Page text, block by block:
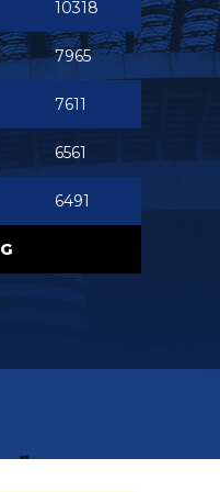
tego całego
10318
7965
7611
6561
6491